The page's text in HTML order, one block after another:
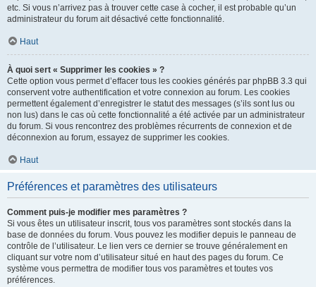
etc. Si vous n’arrivez pas à trouver cette case à cocher, il est probable qu’un
administrateur du forum ait désactivé cette fonctionnalité.
Haut
À quoi sert « Supprimer les cookies » ?
Cette option vous permet d’effacer tous les cookies générés par phpBB 3.3 qui
conservent votre authentification et votre connexion au forum. Les cookies
permettent également d’enregistrer le statut des messages (s’ils sont lus ou
non lus) dans le cas où cette fonctionnalité a été activée par un administrateur
du forum. Si vous rencontrez des problèmes récurrents de connexion et de
déconnexion au forum, essayez de supprimer les cookies.
Haut
Préférences et paramètres des utilisateurs
Comment puis-je modifier mes paramètres ?
Si vous êtes un utilisateur inscrit, tous vos paramètres sont stockés dans la
base de données du forum. Vous pouvez les modifier depuis le panneau de
contrôle de l’utilisateur. Le lien vers ce dernier se trouve généralement en
cliquant sur votre nom d’utilisateur situé en haut des pages du forum. Ce
système vous permettra de modifier tous vos paramètres et toutes vos
préférences.